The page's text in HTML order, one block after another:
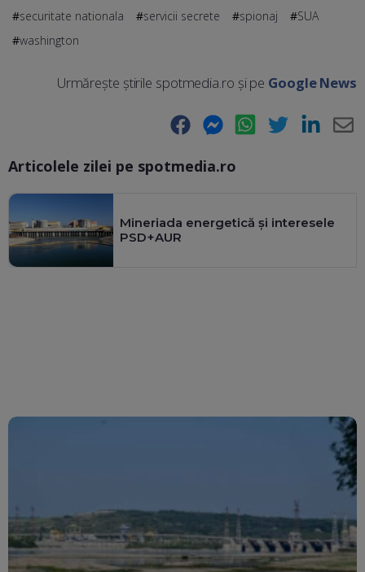
securitate nationala
servicii secrete spionaj
SUA
washington
Urmărește știrile spotmedia.ro și pe Google News
Facebook Messenger WhatsApp Twitter LinkedIn
Articolele zilei pe spotmedia.ro
Mineriada energetică și interesele
PSD+AUR